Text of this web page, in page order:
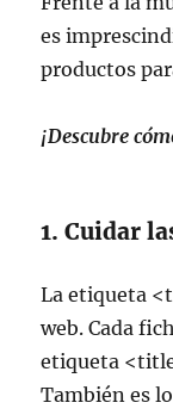
es
productos
¡Descubre
1. Cuidar
La etiqueta
web. Cada
etiqueta
También es